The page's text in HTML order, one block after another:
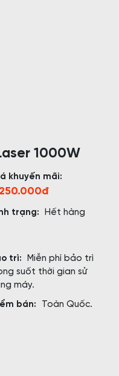
1000W
khuyến mãi:
trạng: Hết hàng
trì:
Miễn phí bảo trì
suốt thời gian sử
máy.
bán: Toàn Quốc.